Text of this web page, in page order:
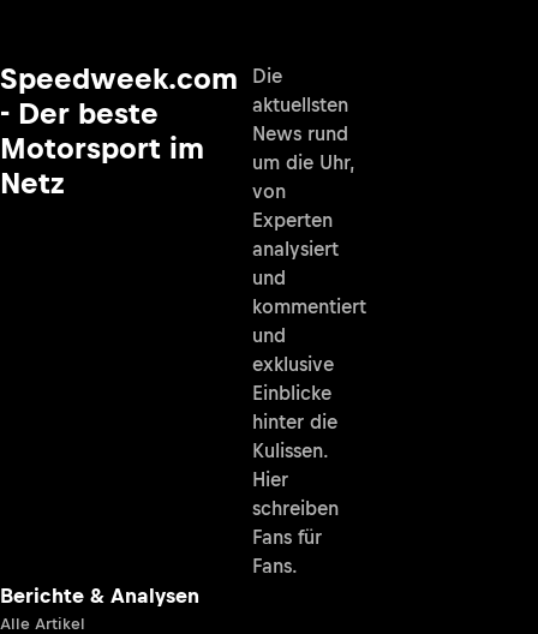
Speedweek.com
- Der beste
Motorsport im
Netz
Die
aktuellsten
News rund
um die Uhr,
von
Experten
analysiert
und
kommentiert
und
exklusive
Einblicke
hinter die
Kulissen.
Hier
schreiben
Fans für
Fans.
Berichte & Analysen
Alle Artikel